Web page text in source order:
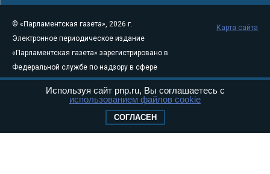
© «Парламентская газета», 2026 г.
Электронное периодическое издание
«Парламентская газета» зарегистрировано в
Федеральной службе по надзору в сфере
связи, информационных технологий и
массовых коммуникаций (Роскомнадзор) 05
Свидетельство о регистрации Эл № ФС77-
Карта сайта
Используя сайт pnp.ru, Вы соглашаетесь с
использованием файлов cookie
СОГЛАСЕН